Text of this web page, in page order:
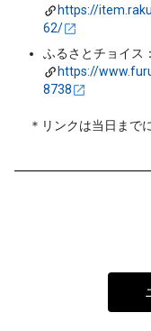
https://
62/
ふるさとチョイス：
https://
8738
＊リンクは当日まで